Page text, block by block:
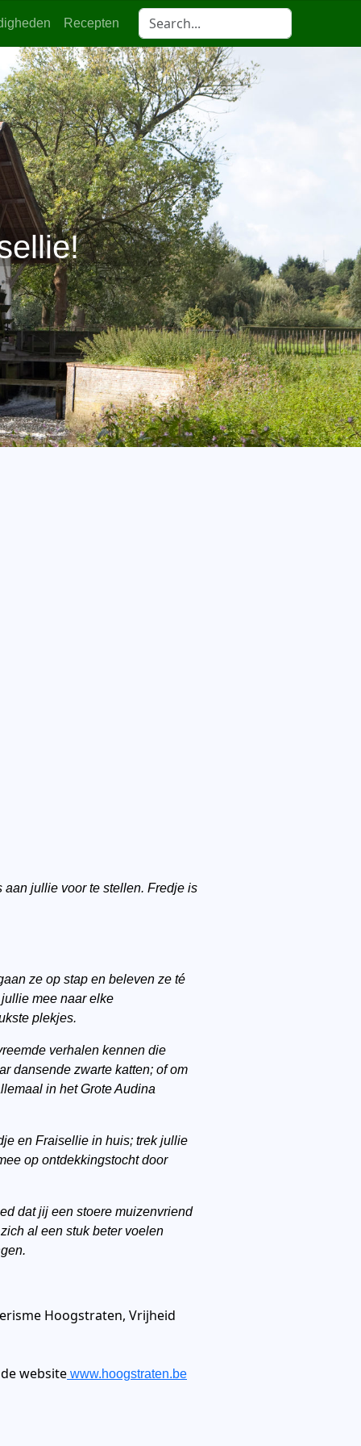
Recepten
jullie voor te stellen. Fredje is
ze op stap en beleven ze té
mee naar elke
plekjes.
verhalen kennen die
dansende zwarte katten; of om
in het Grote Audina
en Fraisellie in huis; trek jullie
op ontdekkingstocht door
dat jij een stoere muizenvriend
al een stuk beter voelen
Hoogstraten, Vrijheid
website www.hoogstraten.be